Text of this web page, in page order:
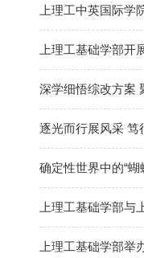
上理工中英国际
上理工基础学部开
深学细悟综改方案
逐光而行展风采
确定性世界中的“
上理工基础学部与
上理工基础学部举